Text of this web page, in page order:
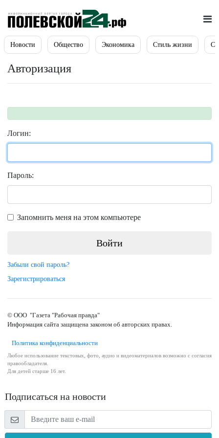
Новости Общество Экономика Стиль жизни
Авторизация
Логин:
Пароль:
Запомнить меня на этом компьютере
Забыли свой пароль?
Зарегистрироваться
© ООО "Газета "Рабочая правда"
Информация сайта защищена законом об авторских правах.
Политика конфиденциальности
Любое использование текстовых, фото, аудио и видеоматериалов возможно с согласия
правообладателя.
Для детей старше 16 лет.
Подписаться на новости